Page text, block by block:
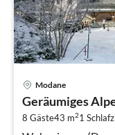
Modane
Geräumiges
8 Gäste43 m21